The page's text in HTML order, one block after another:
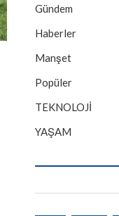
Gündem
Haberler
Manşet
Popüler
TEKNOLOJİ
YAŞAM